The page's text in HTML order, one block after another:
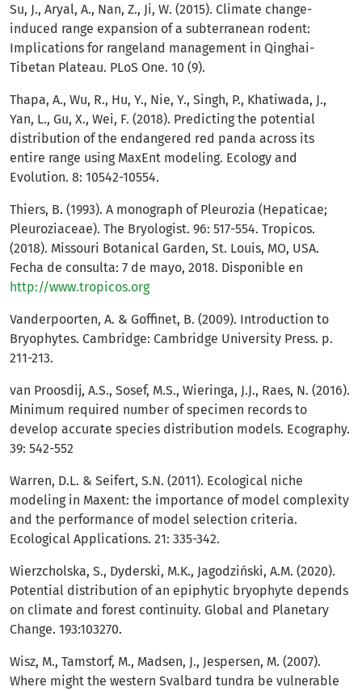
Su, J., Aryal, A., Nan, Z., Ji, W. (2015). Climate change-
induced range expansion of a subterranean rodent:
Implications for rangeland management in Qinghai-
Tibetan Plateau. PLoS One. 10 (9).
Thapa, A., Wu, R., Hu, Y., Nie, Y., Singh, P., Khatiwada, J.,
Yan, L., Gu, X., Wei, F. (2018). Predicting the potential
distribution of the endangered red panda across its
entire range using MaxEnt modeling. Ecology and
Evolution. 8: 10542-10554.
Thiers, B. (1993). A monograph of Pleurozia (Hepaticae;
Pleuroziaceae). The Bryologist. 96: 517-554. Tropicos.
(2018). Missouri Botanical Garden, St. Louis, MO, USA.
Fecha de consulta: 7 de mayo, 2018. Disponible en
http://www.tropicos.org
Vanderpoorten, A. & Goffinet, B. (2009). Introduction to
Bryophytes. Cambridge: Cambridge University Press. p.
211-213.
van Proosdij, A.S., Sosef, M.S., Wieringa, J.J., Raes, N. (2016).
Minimum required number of specimen records to
develop accurate species distribution models. Ecography.
39: 542-552
Warren, D.L. & Seifert, S.N. (2011). Ecological niche
modeling in Maxent: the importance of model complexity
and the performance of model selection criteria.
Ecological Applications. 21: 335-342.
Wierzcholska, S., Dyderski, M.K., Jagodziński, A.M. (2020).
Potential distribution of an epiphytic bryophyte depends
on climate and forest continuity. Global and Planetary
Change. 193:103270.
Wisz, M., Tamstorf, M., Madsen, J., Jespersen, M. (2007).
Where might the western Svalbard tundra be vulnerable